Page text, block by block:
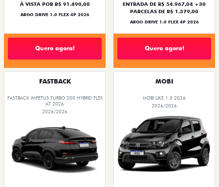
À VISTA POR R$ 91.490,00
ARGO DRIVE 1.0 FLEX 4P 2026
Quero agora!
ENTRADA DE R$ 54.967,04 +30
PARCELAS DE R$ 1.379,00
ARGO DRIVE 1.0 FLEX 4P 2026
Quero agora!
FASTBACK
FASTBACK IMPETUS TURBO 200 HYBRID FLEX
AT 2026
2026/2026
MOBI
MOBI LIKE 1.0 2026
2026/2026